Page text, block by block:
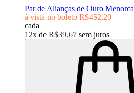
Par de Alianças de Ouro Menorca
à vista no boleto R$452,20
cada
12x de R$39,67 sem juros